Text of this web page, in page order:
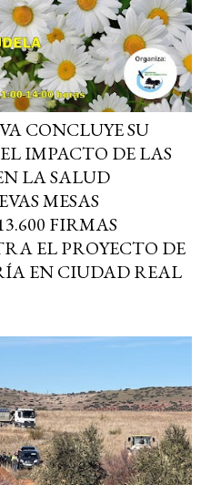
CONCLUYE SU
IMPACTO DE LAS
LA SALUD
MESAS
FIRMAS
EL PROYECTO DE
EN CIUDAD REAL